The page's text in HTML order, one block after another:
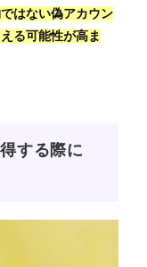
はない偽アカウン
る可能性が高ま
する際に